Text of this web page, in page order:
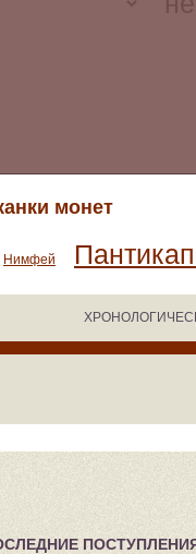
монет
Нимфей